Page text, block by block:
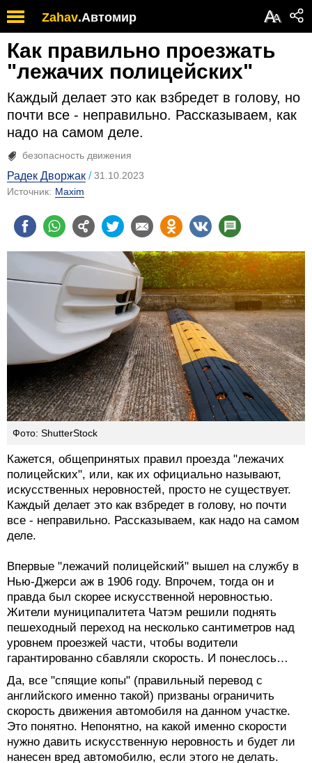
Zahav.Автомир АА
Как правильно проезжать
"лежачих полицейских"
Каждый делает это как взбредет в голову, но
почти все - неправильно. Рассказываем, как
надо на самом деле.
безопасность движения
Радек Дворжак
31.10.2023
Источник: Maxim
Фото: ShutterStock
Кажется, общепринятых правил проезда "лежачих
полицейских", или, как их официально называют,
искусственных неровностей, просто не существует.
Каждый делает это как взбредет в голову, но почти
все - неправильно. Рассказываем, как надо на самом
деле.
Впервые "лежачий полицейский" вышел на службу в
Нью-Джерси аж в 1906 году. Впрочем, тогда он и
правда был скорее искусственной неровностью.
Жители муниципалитета Чатэм решили поднять
пешеходный переход на несколько сантиметров над
уровнем проезжей части, чтобы водители
гарантированно сбавляли скорость. И понеслось…
Да, все "спящие копы" (правильный перевод с
английского именно такой) призваны ограничить
скорость движения автомобиля на данном участке.
Это понятно. Непонятно, на какой именно скорости
нужно давить искусственную неровность и будет ли
нанесен вред автомобилю, если этого не делать.